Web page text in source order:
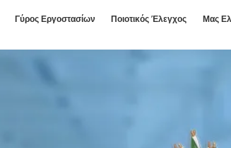
Γύρος Εργοστασίων Ποιοτικός Έλεγχος Μας